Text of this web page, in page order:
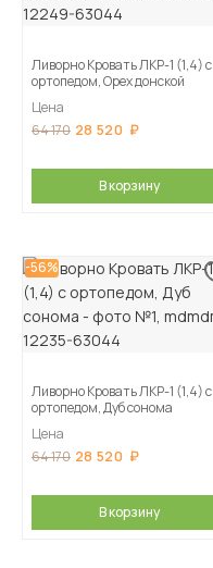
Ливорно Кровать ЛКР-1 (1,4) с
ортопедом, Орех донской
Цена
64 170 28 520
В корзину
-56%
Ливорно Кровать ЛКР-1 (1,4) с
ортопедом, Дуб сонома
Цена
64 170 28 520
В корзину